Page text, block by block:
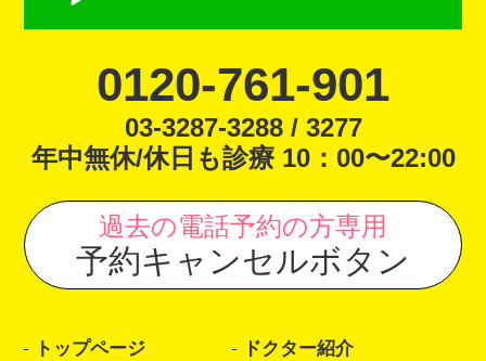
0120-761-901
03-3287-3288 / 3277
年中無休/休日も診療 10：00〜22:00
過去の電話予約の方専用
予約キャンセルボタン
トップページ
ドクター紹介